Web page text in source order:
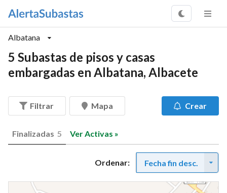
Albatana
5 Subastas de pisos y casas
embargadas en Albatana, Albacete
Filtrar Mapa Crear
Finalizadas 5 Ver Activas »
Ordenar: Fecha fin desc.